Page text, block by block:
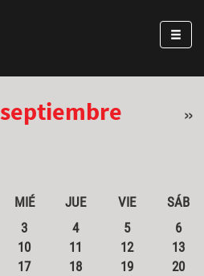
septiembre »
MIÉ JUE VIE
SÁB
3 4 5
6
10 11 12
13
17 18 19
20